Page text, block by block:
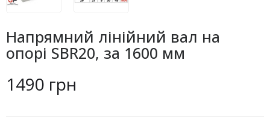
Напрямний лінійний вал на
опорі SBR20, за 1600 мм
1490 грн